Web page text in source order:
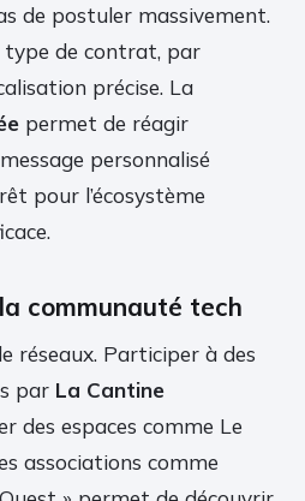
de postuler massivement.
de contrat, par
précise. La
permet de réagir
personnalisé
pour l’écosystème
communauté tech
réseaux. Participer à des
par La Cantine
des espaces comme Le
associations comme